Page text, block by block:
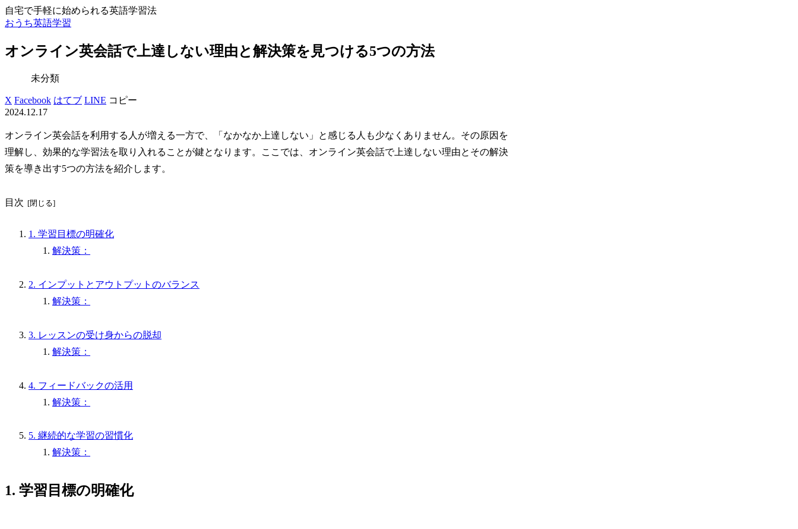
自宅で手軽に始められる英語学習法
おうち英語学習
オンライン英会話で上達しない理由と解決策を見つける5つの方法
未分類
X Facebook はてブ LINE コピー
2024.12.17
オンライン英会話を利用する人が増える一方で、「なかなか上達しない」と感じる人も少なくありません。その原因を
理解し、効果的な学習法を取り入れることが鍵となります。ここでは、オンライン英会話で上達しない理由とその解決
策を導き出す5つの方法を紹介します。
目次
1. 学習目標の明確化
解決策：
2. インプットとアウトプットのバランス
解決策：
3. レッスンの受け身からの脱却
解決策：
4. フィードバックの活用
解決策：
5. 継続的な学習の習慣化
解決策：
1. 学習目標の明確化